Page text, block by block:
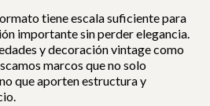
tiene escala suficiente para
importante sin perder elegancia.
y decoración vintage como
marcos que no solo
que aporten estructura y